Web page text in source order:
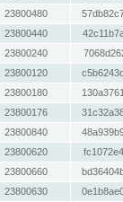
23800480
23800440
23800240
23800120
23800180
23800176
23800840
23800620
23800660
23800630